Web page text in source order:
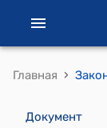
Главная ›
Документ